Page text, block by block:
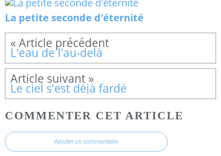
La petite seconde d'éternité
L'eau de l'au-delà
Le ciel s'est déjà fardé
COMMENTER CET ARTICLE
Ajouter un commentaire